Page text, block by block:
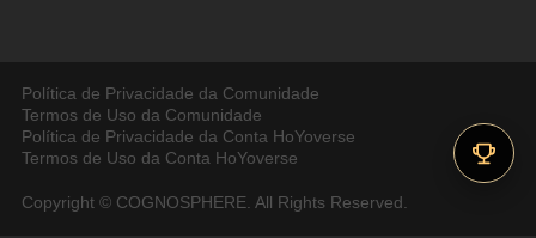
Política de Privacidade da Comunidade
Termos de Uso da Comunidade
Política de Privacidade da Conta HoYoverse
Termos de Uso da Conta HoYoverse
Copyright © COGNOSPHERE. All Rights Reserved.